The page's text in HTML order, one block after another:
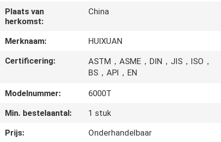
ONGEVEER
ONS
FABRIEKSREIS
KWALITEITSCONTROLE
SITEMAP
Plaats van
herkomst:
China
Merknaam:
HUIXUAN
Certificering:
ASTM，ASME，DIN，JIS，ISO，
BS，API，EN
Modelnummer:
6000T
Min. bestelaantal:
1 stuk
Prijs:
Onderhandelbaar